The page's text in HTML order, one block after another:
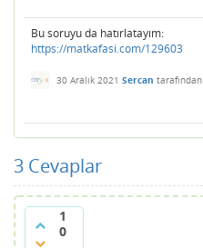
Bu soruyu da hatırlatayım:
https://matkafasi.com/129603
30 Aralık 2021 Sercan tarafından
3 Cevaplar
1
0